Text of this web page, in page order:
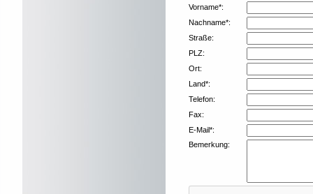
Vorname*:
Nachname*:
Straße:
PLZ:
Ort:
Land*:
Telefon:
Fax:
E-Mail*:
Bemerkung: